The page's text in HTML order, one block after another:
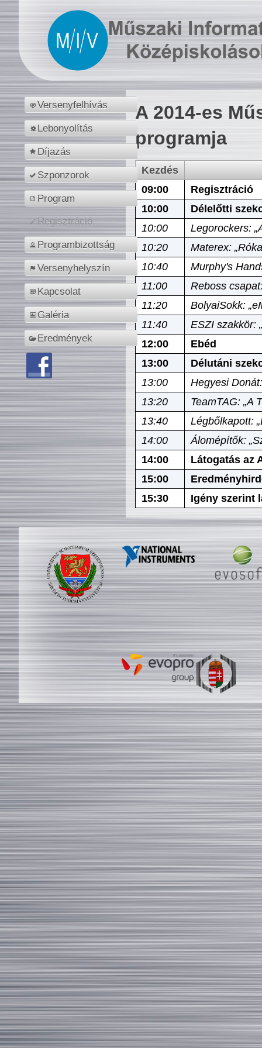
Versenyfelhívás
Lebonyolítás
Díjazás
Szponzorok
Program
Regisztráció
Programbizottság
Versenyhelyszín
Kapcsolat
Galéria
Eredmények
A 2014-es
programja
Kezdés
09:00
Regisztráció
10:00
Délelőtti
10:00
Legorockers:
10:20
Materex:
10:40
Murphy's
11:00
Reboss
11:20
BolyaiSokk:
11:40
ESZI szakkör:
12:00
Ebéd
13:00
Délutáni
13:00
Hegyesi
13:20
TeamTAG: „A
13:40
Légbőlkapott:
14:00
Álomépítők:
14:00
Látogatás az
15:00
15:30
Igény szerint